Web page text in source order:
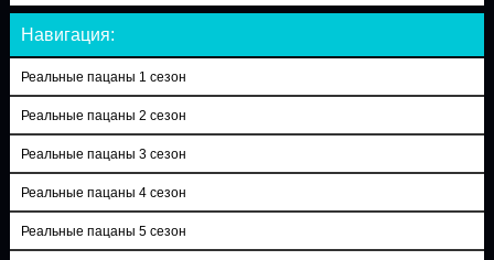
Навигация:
Реальные пацаны 1 сезон
Реальные пацаны 2 сезон
Реальные пацаны 3 сезон
Реальные пацаны 4 сезон
Реальные пацаны 5 сезон